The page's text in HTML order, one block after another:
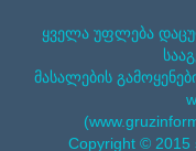
ყველა უფლება
მასალების
Copyright © 2015